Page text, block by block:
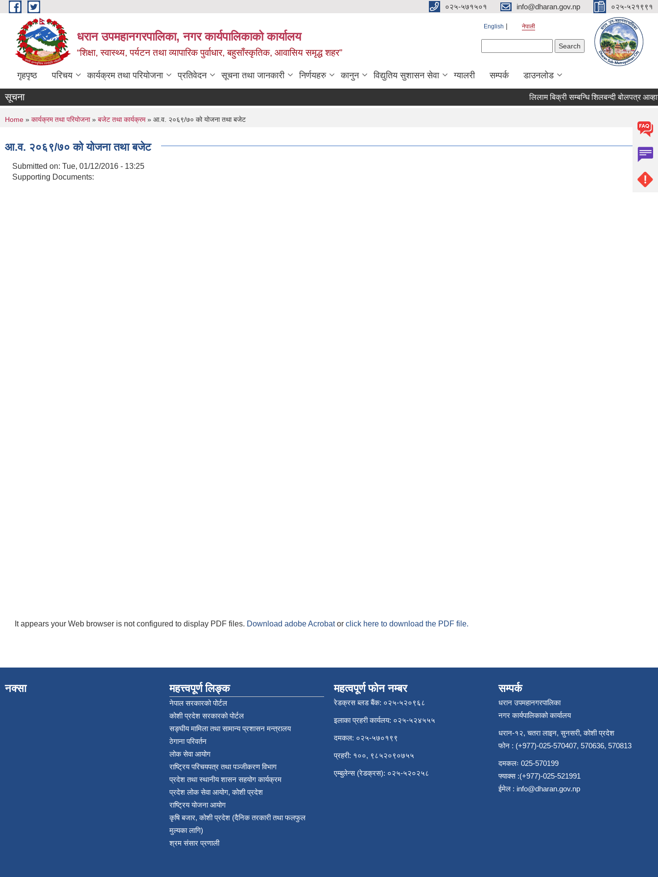
Skip to main content ०२५-५७१५०१ info@dharan.gov.np ०२५-५२१९९१
धरान उपमहानगरपालिका, नगर कार्यपालिकाको कार्यालय
“शिक्षा, स्वास्थ्य, पर्यटन तथा व्यापारिक पुर्वाधार, बहुसाँस्कृतिक, आवासिय समृद्ध शहर”
English नेपाली
गृहपृष्ठ परिचय कार्यक्रम तथा परियोजना प्रतिवेदन सूचना तथा जानकारी निर्णयहरु कानुन विद्युतिय सुशासन सेवा ग्यालरी सम्पर्क डाउनलोड
सूचना लिलाम बिक्री सम्बन्धि
You are here
Home » कार्यक्रम तथा परियोजना» बजेट तथा कार्यक्रम» आ.व. २०६९/७० को योजना तथा बजेट
आ.व. २०६९/७० को योजना तथा बजेट
Submitted on: Tue, 01/12/2016 - 13:25
Supporting Documents:
It appears your Web browser is not configured to display PDF files. Download adobe Acrobator click here to download the PDF file.
नक्सा महत्त्वपूर्ण लिङ्क
नेपाल सरकारको पोर्टल
कोशी प्रदेश सरकारको पोर्टल
सङ्‍घीय मामिला तथा सामान्य प्रशासन मन्त्रालय
ठेगाना परिवर्तन
लोक सेवा आयोग
राष्ट्रिय परिचयपत्र तथा पञ्‍जीकरण विभाग
प्रदेश तथा स्थानीय शासन सहयोग कार्यक्रम
प्रदेश लोक सेवा आयोग, कोशी प्रदेश
राष्ट्रिय योजना आयोग
कृषि बजार, कोशी प्रदेश (दैनिक तरकारी तथा फलफुल
मुल्यका लागि)
श्रम संसार प्रणाली
महत्वपूर्ण फोन नम्बर
रेडक्रस ब्लड बैंक: ०२५-५२०९६८
इलाका प्रहरी कार्यलय: ०२५-५२४५५५
दमकल: ०२५-५७०१९९
प्रहरी: १००, ९८५२०९०७५५
एम्बुलेन्स (रेडक्रस): ०२५-५२०२५८
सम्पर्क
धरान उपमहानगरपालिका
नगर कार्यपालिकाको कार्यालय
धरान-१२, चतरा लाइन, सुनसरी, कोशी प्रदेश
फोन : (+977)-025-570407, 570636, 570813
दमकलः 025-570199
फ्याक्स :(+977)-025-521991
ईमेल : info@dharan.gov.np